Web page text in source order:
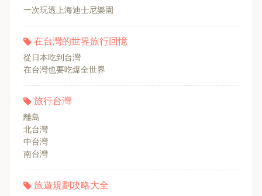
一次玩透上海迪士尼樂園
在台灣的世界旅行回憶
從日本吃到台灣
在台灣也要吃爆全世界
旅行台灣
離島
北台灣
中台灣
南台灣
旅遊規劃攻略大全